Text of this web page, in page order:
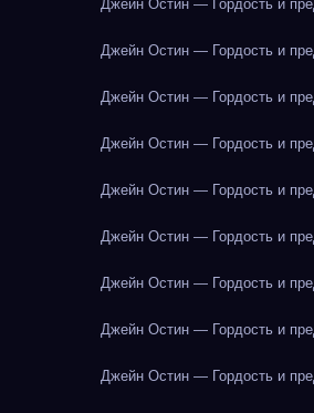
Джейн Остин — Гордость и
Джейн Остин — Гордость и
Джейн Остин — Гордость и
Джейн Остин — Гордость и
Джейн Остин — Гордость и
Джейн Остин — Гордость и
Джейн Остин — Гордость и
Джейн Остин — Гордость и
Джейн Остин — Гордость и